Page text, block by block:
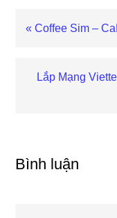
Bài
« Coffee Sim –
Bài
Lắp Mạng
Interactions
Bình luận